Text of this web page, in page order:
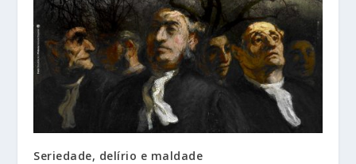
Seriedade, delírio e maldade